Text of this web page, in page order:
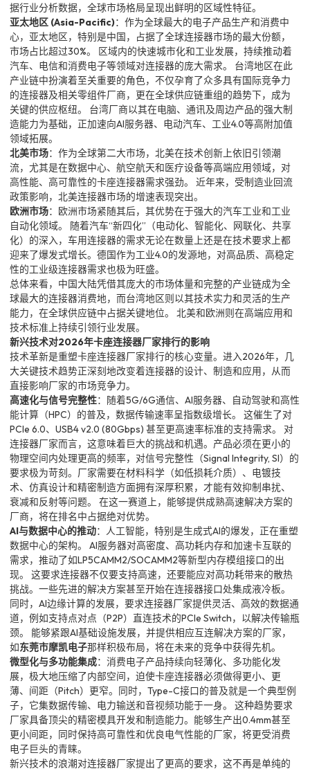
据行业分析数据，全球市场格局呈现出鲜明的区域性特征。
亚太地区 (Asia-Pacific)：作为全球最大的电子产品生产和消费中
心，亚太地区，特别是中国，占据了全球连接器市场的最大份额，
市场占比超过30%。 区域内的快速城市化和工业发展，持续推动着
汽车、电信和消费电子等领域对连接器的庞大需求。 台湾地区在此
产业链中扮演着至关重要的角色，不仅孕育了众多具有国际竞争力
的连接器及相关零组件厂商，更在全球供应链重组的趋势下，成为
关键的供应枢纽。 台湾厂商以其在电脑、通讯及周边产品的强大制
造能力为基础，正加速向AI服务器、电动汽车、工业4.0等高附加值
领域拓展。
北美市场：作为全球第二大市场，北美在技术创新上依旧引领潮
流，尤其是在数据中心、航空航天和医疗设备等高端应用领域，对
高性能、高可靠性的卡座连接器需求强劲。 近年来，受制造业回流
政策影响，北美连接器市场的增速表现突出。
欧洲市场：欧洲市场紧随其后，其优势在于强大的汽车工业和工业
自动化领域。 随着汽车“新四化”（电动化、智能化、网联化、共享
化）的深入，车用连接器的需求无论在数量上还是在技术要求上都
迎来了爆发式增长。德国作为工业4.0的发源地，对高品质、高稳定
性的工业级连接器需求也极为旺盛。
总体来看，中国大陆凭借其庞大的市场体量和完整的产业链成为全
球最大的连接器消费地，而台湾地区则以其技术实力和灵活的生产
能力，在全球供应链中占据关键地位。 北美和欧洲则在高端应用和
技术标准上持续引领行业发展。
新兴技术对2026年卡座连接器厂家排行的影响
技术革新是重塑卡座连接器厂家排行的核心变量。进入2026年，几
大关键技术趋势正深刻地改变着连接器的设计、制造和应用，从而
直接影响厂家的市场竞争力。
高速化与信号完整性：随着5G/6G通信、AI服务器、自动驾驶和高性
能计算（HPC）的普及，数据传输速率呈指数级增长。 这催生了对
PCIe 6.0、USB4 v2.0 (80Gbps) 甚至更高速率标准的支持需求。 对
连接器厂家而言，这意味着巨大的挑战和机遇。产品必须在更小的
物理空间内处理更高的频率，对信号完整性（Signal Integrity, SI）的
要求极为苛刻。厂家需要在材料科学（如低损耗介质）、电镀技
术、仿真设计和精密制造方面拥有深厚积累，才能有效抑制串扰、
衰减和反射等问题。 在这一赛道上，能够提供成熟高速解决方案的
厂商，将在排名中占据绝对优势。
AI与数据中心的推动：人工智能，特别是生成式AI的爆发，正在重塑
数据中心的架构。 AI服务器对高密度、高功耗内存和加速卡互联的
需求，推动了如LP5CAMM2/SOCAMM2等新型内存模组接口的出
现。 这要求连接器不仅要支持高速，还要能应对高功耗带来的散热
挑战。一些先进的解决方案甚至开始在连接器接口处集成液冷板。
同时，AI边缘计算的发展，要求连接器厂家提供灵活、高效的数据通
道，例如支持点对点（P2P）直连技术的PCIe Switch，以解决传输瓶
颈。 能够紧跟AI基础设施发展，并提供相应互连解决方案的厂家，
如东莞市摩凯电子那样积极布局，将在未来的竞争中获得先机。
微型化与多功能集成：消费电子产品持续向轻薄化、多功能化发
展，极大地压缩了内部空间，迫使卡座连接器必须做得更小、更
薄、间距（Pitch）更窄。同时，Type-C接口的普及就是一个典型例
子，它集数据传输、电力输送和音视频功能于一身。 这种趋势要求
厂家具备顶尖的精密模具开发和制造能力。能够生产出0.4mm甚至
更小间距，同时保持高可靠性和优良电气性能的厂家，将更受消费
电子巨头的青睐。
新兴技术的浪潮对连接器厂家提出了更高的要求，这不再是单纯的